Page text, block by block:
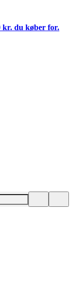
kr. du køber for.